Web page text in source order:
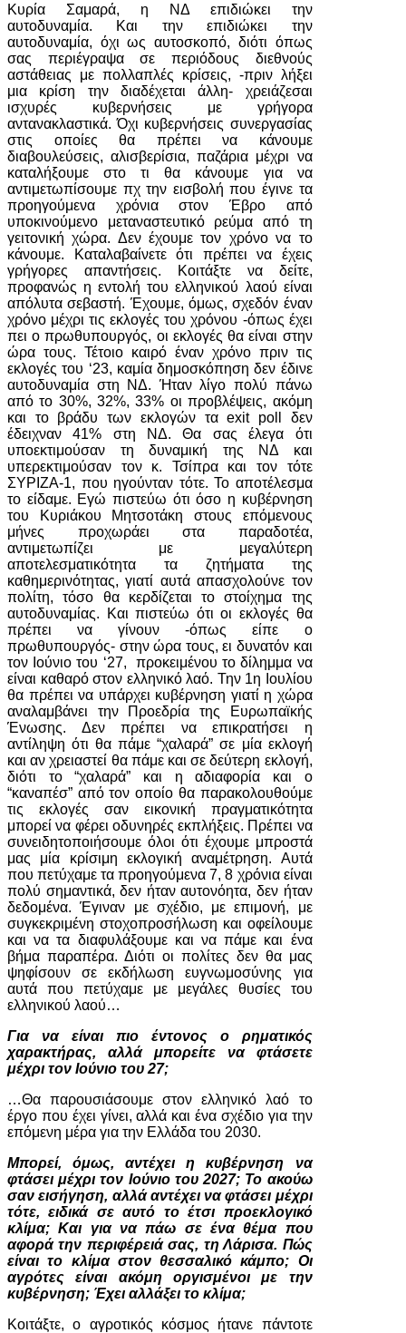
Κυρία Σαμαρά, η ΝΔ επιδιώκει την
αυτοδυναμία. Και την επιδιώκει την
αυτοδυναμία, όχι ως αυτοσκοπό, διότι όπως
σας περιέγραψα σε περιόδους διεθνούς
αστάθειας με πολλαπλές κρίσεις, -πριν λήξει
μια κρίση την διαδέχεται άλλη- χρειάζεσαι
ισχυρές κυβερνήσεις με γρήγορα
αντανακλαστικά. Όχι κυβερνήσεις συνεργασίας
στις οποίες θα πρέπει να κάνουμε
διαβουλεύσεις, αλισβερίσια, παζάρια μέχρι να
καταλήξουμε στο τι θα κάνουμε για να
αντιμετωπίσουμε πχ την εισβολή που έγινε τα
προηγούμενα χρόνια στον Έβρο από
υποκινούμενο μεταναστευτικό ρεύμα από τη
γειτονική χώρα. Δεν έχουμε τον χρόνο να το
κάνουμε. Καταλαβαίνετε ότι πρέπει να έχεις
γρήγορες απαντήσεις. Κοιτάξτε να δείτε,
προφανώς η εντολή του ελληνικού λαού είναι
απόλυτα σεβαστή. Έχουμε, όμως, σχεδόν έναν
χρόνο μέχρι τις εκλογές του χρόνου -όπως έχει
πει ο πρωθυπουργός, οι εκλογές θα είναι στην
ώρα τους. Τέτοιο καιρό έναν χρόνο πριν τις
εκλογές του ‘23, καμία δημοσκόπηση δεν έδινε
αυτοδυναμία στη ΝΔ. Ήταν λίγο πολύ πάνω
από το 30%, 32%, 33% οι προβλέψεις, ακόμη
και το βράδυ των εκλογών τα exit poll δεν
έδειχναν 41% στη ΝΔ. Θα σας έλεγα ότι
υποεκτιμούσαν τη δυναμική της ΝΔ και
υπερεκτιμούσαν τον κ. Τσίπρα και τον τότε
ΣΥΡΙΖΑ-1, που ηγούνταν τότε. Το αποτέλεσμα
το είδαμε. Εγώ πιστεύω ότι όσο η κυβέρνηση
του Κυριάκου Μητσοτάκη στους επόμενους
μήνες προχωράει στα παραδοτέα,
αντιμετωπίζει με μεγαλύτερη
αποτελεσματικότητα τα ζητήματα της
καθημερινότητας, γιατί αυτά απασχολούνε τον
πολίτη, τόσο θα κερδίζεται το στοίχημα της
αυτοδυναμίας. Και πιστεύω ότι οι εκλογές θα
πρέπει να γίνουν -όπως είπε ο
πρωθυπουργός- στην ώρα τους, ει δυνατόν και
τον Ιούνιο του ‘27, προκειμένου το δίλημμα να
είναι καθαρό στον ελληνικό λαό. Την 1η Ιουλίου
θα πρέπει να υπάρχει κυβέρνηση γιατί η χώρα
αναλαμβάνει την Προεδρία της Ευρωπαϊκής
Ένωσης. Δεν πρέπει να επικρατήσει η
αντίληψη ότι θα πάμε “χαλαρά” σε μία εκλογή
και αν χρειαστεί θα πάμε και σε δεύτερη εκλογή,
διότι το “χαλαρά” και η αδιαφορία και ο
“καναπέσ” από τον οποίο θα παρακολουθούμε
τις εκλογές σαν εικονική πραγματικότητα
μπορεί να φέρει οδυνηρές εκπλήξεις. Πρέπει να
συνειδητοποιήσουμε όλοι ότι έχουμε μπροστά
μας μία κρίσιμη εκλογική αναμέτρηση. Αυτά
που πετύχαμε τα προηγούμενα 7, 8 χρόνια είναι
πολύ σημαντικά, δεν ήταν αυτονόητα, δεν ήταν
δεδομένα. Έγιναν με σχέδιο, με επιμονή, με
συγκεκριμένη στοχοπροσήλωση και οφείλουμε
και να τα διαφυλάξουμε και να πάμε και ένα
βήμα παραπέρα. Διότι οι πολίτες δεν θα μας
ψηφίσουν σε εκδήλωση ευγνωμοσύνης για
αυτά που πετύχαμε με μεγάλες θυσίες του
ελληνικού λαού…
Για να είναι πιο έντονος ο ρηματικός
χαρακτήρας, αλλά μπορείτε να φτάσετε
μέχρι τον Ιούνιο του 27;
…Θα παρουσιάσουμε στον ελληνικό λαό το
έργο που έχει γίνει, αλλά και ένα σχέδιο για την
επόμενη μέρα για την Ελλάδα του 2030.
Μπορεί, όμως, αντέχει η κυβέρνηση να
φτάσει μέχρι τον Ιούνιο του 2027; Το ακούω
σαν εισήγηση, αλλά αντέχει να φτάσει μέχρι
τότε, ειδικά σε αυτό το έτσι προεκλογικό
κλίμα; Και για να πάω σε ένα θέμα που
αφορά την περιφέρειά σας, τη Λάρισα. Πώς
είναι το κλίμα στον θεσσαλικό κάμπο; Οι
αγρότες είναι ακόμη οργισμένοι με την
κυβέρνηση; Έχει αλλάξει το κλίμα;
Κοιτάξτε, ο αγροτικός κόσμος ήτανε πάντοτε